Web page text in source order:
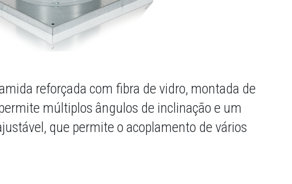
reforçada com fibra de vidro, montada de
múltiplos ângulos de inclinação e um
que permite o acoplamento de vários